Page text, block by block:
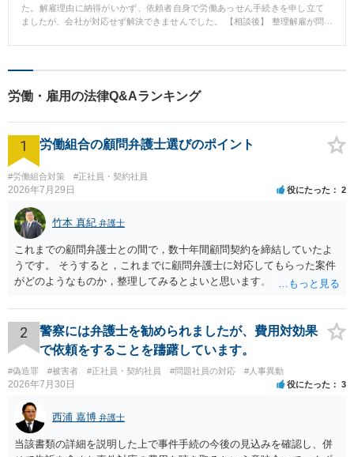
た。解雇理由に納得がいかず、依頼者自身で労働あっせん手続きを申し立て
ましたが、会社が対応せず解決できませんでした。 【相談後】 整理解雇が問
た。依頼者から聴き取った事実を丁寧に主張し、不当解雇との裁判官の心証
く、法律の正確な知識も必要です。やはり専門家である弁護士の力を借りる
のがよいでしょう。今回は、依頼者から細かく聴き取った事実を丁寧に主張
労働・雇用の法律Q&Aランキング
1 労働組合の顧問弁護士選びのポイント
#労働組合対策 #正社員・契約社員
2026年7月29日 役にたった 2
竹本 真紀 弁護士
これまでの顧問弁護士との間で，数十年間顧問契約を締結していたよ
うです。 そうすると，これまでに顧問弁護士に対応してもらった案件
がどのようなものか，整理してみるとよいと思います。 これにより，
事務所を比較した上で，弁護士と面談をする際，そのような案件に対
応してもらえるのかが重要だと思います。 ただ，組合員の相談内容に
ついて，分野を絞っているのか，それともどのような分野でもよいと
いうことで法律相談を依頼しているかの観点も重要です。 組合員とす
れば，相談だけではなく，できれば受任まで考えている場合も多いと
思います。 そうすると，労働組合としての相談だけではなく，基本的
に全ての分野を対象にして考える必要もあるかもしれません。 そうで
ないと，相談内容によって，対応が変わってしまうこともあると思い
ます。 組合員の相談についても，基本的に受任まで考えてもらえるこ
とができるのかも検討要素の一つかもしれません。
2
警察には弁護士を勧められましたが、費用対効果
で依頼をすることを躊躇しています。
#偽造罪 #被害者 #正社員・契約社員 #問題社員の対応 #人事異動
2026年7月30日 役にたった 3
西浦 嘉博 弁護士
当該書類の詳細を説明した上で事件手続の今後の見込みを確認し、併